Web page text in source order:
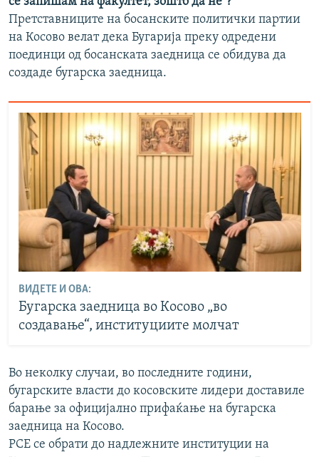
Претставниците на босанските политички партии
на Косово велат дека Бугарија преку одредени
поединци од босанската заедница се обидува да
создаде бугарска заедница.
ВИДЕТЕ И ОВА:
Бугарска заедница во Косово „во
создавање“, институциите молчат
Во неколку случаи, во последните години,
бугарските власти до косовските лидери доставиле
барање за официјално прифаќање на бугарска
заедница на Косово.
РСЕ се обрати до надлежните институции на